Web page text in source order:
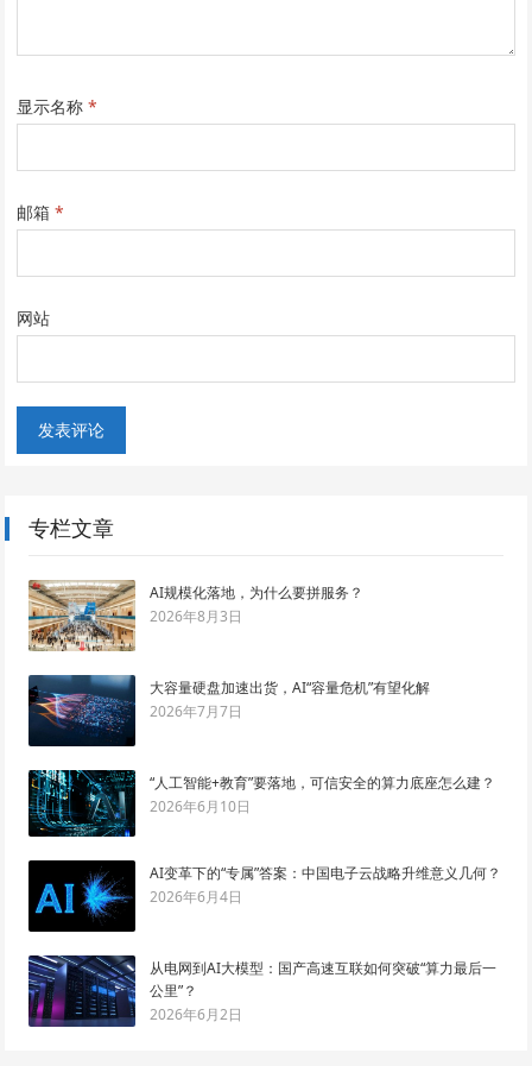
显示名称*
邮箱*
网站
专栏文章
AI规模化落地，为什么要拼服务？
2026年8月3日
大容量硬盘加速出货，AI“容量危机”有望化解
2026年7月7日
“人工智能+教育”要落地，可信安全的算力底座怎么建？
2026年6月10日
AI变革下的“专属”答案：中国电子云战略升维意义几何？
2026年6月4日
从电网到AI大模型：国产高速互联如何突破“算力最后一
公里”？
2026年6月2日